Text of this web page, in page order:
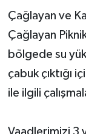
Çağlayan ve
Çağlayan
bölgede su
çabuk çıktığı
ile ilgili
Vaadlerimizi 3